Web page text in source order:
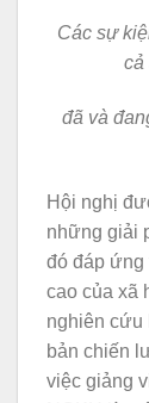
Các sự
cả
đã và
Hội nghị
những giải
đó đáp ứng
cao của xã
nghiên cứu
bản chiến
việc giảng